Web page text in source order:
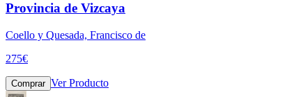
Provincia de Vizcaya
Coello y Quesada, Francisco de
275€
Comprar Ver Producto